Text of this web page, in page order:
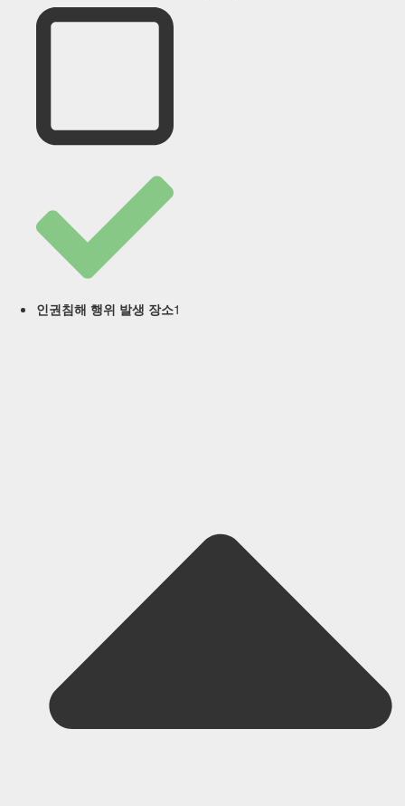
인권침해 행위 발생 장소1